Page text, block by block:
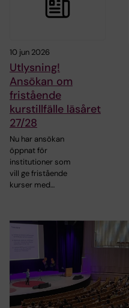
10 jun 2026
Utlysning!
Ansökan om
fristående
kurstillfälle läsåret
27/28
Nu har ansökan
öppnat för
institutioner som
vill ge fristående
kurser med…